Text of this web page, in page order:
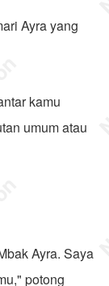
Ayra yang
kamu
umum atau
Ayra. Saya
potong